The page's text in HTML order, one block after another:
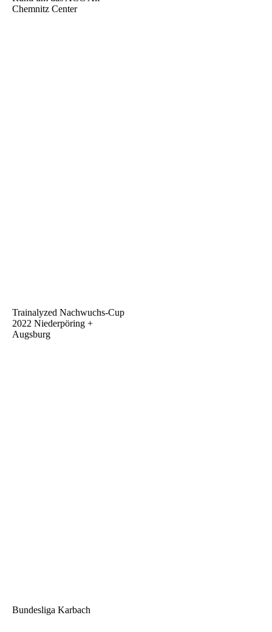
Chemnitz Center
Trainalyzed Nachwuchs-Cup
2022 Niederpöring +
Augsburg
Bundesliga Karbach